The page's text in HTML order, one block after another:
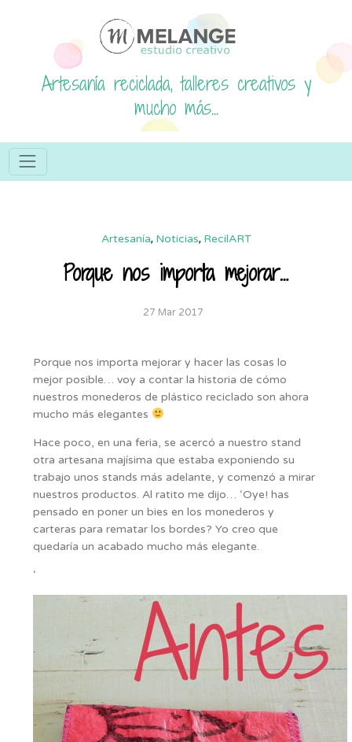
Artesanía reciclada, talleres creativos y
mucho más...
Artesanía, Noticias, RecilART
Porque nos importa mejorar…
27 Mar 2017
Porque nos importa mejorar y hacer las cosas lo
mejor posible… voy a contar la historia de cómo
nuestros monederos de plástico reciclado son ahora
mucho más elegantes
Hace poco, en una feria, se acercó a nuestro stand
otra artesana majísima que estaba exponiendo su
trabajo unos stands más adelante, y comenzó a mirar
nuestros productos. Al ratito me dijo… ‘Oye! has
pensado en poner un bies en los monederos y
carteras para rematar los bordes? Yo creo que
quedaría un acabado mucho más elegante.
‘